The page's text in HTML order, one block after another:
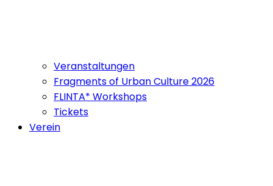
Veranstaltungen
Fragments of Urban Culture 2026
FLINTA* Workshops
Tickets
Verein